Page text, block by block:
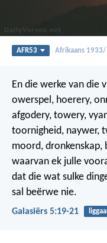
AFR53 Afrikaans
En die werke van die
owerspel, hoerery,
afgodery, towery,
toornigheid, naywer,
moord, dronkenskap,
waarvan ek julle
dat die wat sulke
sal beërwe nie.
Galasiërs 5:19-21